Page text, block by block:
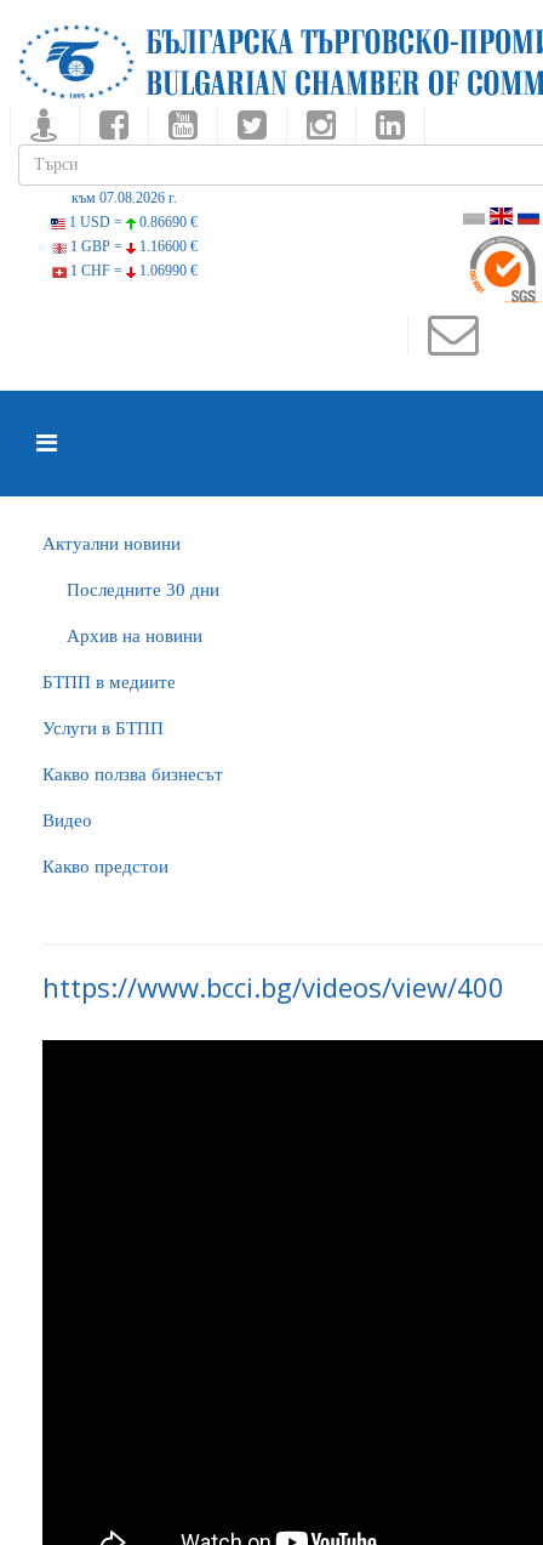
към 07.08.2026 г.
1 USD =
0.86690 €
1 GBP =
1.16600 €
1 CHF =
1.06990 €
Актуални новини
Последните 30 дни
Архив на новини
БTПП в медиите
Услуги в БТПП
Какво ползва бизнесът
Видео
Какво предстои
https://www.bcci.bg/videos/view/400